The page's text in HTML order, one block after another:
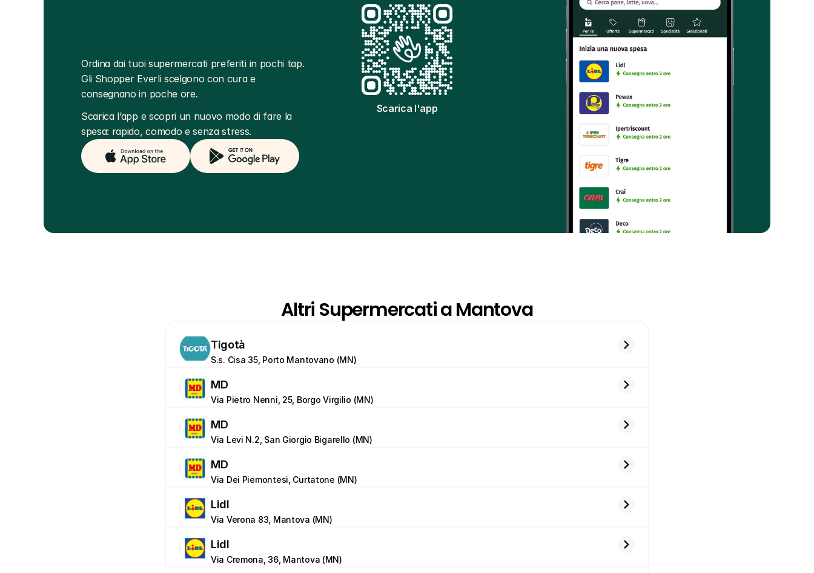
Scarica l'app
Ordina dai tuoi supermercati preferiti in pochi tap.
Gli Shopper Everli scelgono con cura e
consegnano in poche ore.
Scarica l’app e scopri un nuovo modo di fare la
spesa: rapido, comodo e senza stress.
Altri Supermercati a Mantova
Tigotà
S.s. Cisa 35, Porto Mantovano (MN)
MD
Via Pietro Nenni, 25, Borgo Virgilio (MN)
MD
Via Levi N.2, San Giorgio Bigarello (MN)
MD
Via Dei Piemontesi, Curtatone (MN)
Lidl
Via Verona 83, Mantova (MN)
Lidl
Via Cremona, 36, Mantova (MN)